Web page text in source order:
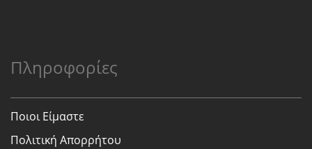
Πληροφορίες
Ποιοι Είμαστε
Πολιτική Απορρήτου